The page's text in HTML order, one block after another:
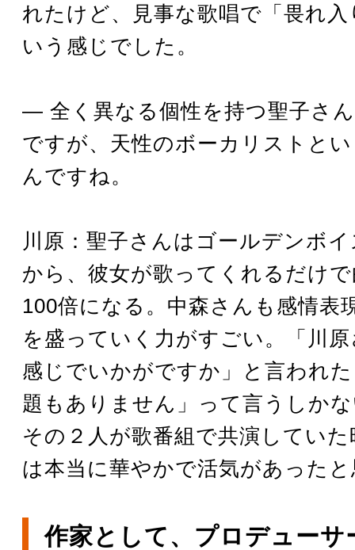
れたけど、見事な歌唱で「畏れ
いう感じでした。
― 全く異なる個性を持つ聖子さ
ですが、天性のボーカリストと
んですね。
川原：聖子さんはゴールデンボ
から、彼女が歌ってくれるだけ
100倍になる。中森さんも感情表
を盛っていく力がすごい。「川
感じでいかがですか」と言われ
題もありません」って言うしか
その２人が歌番組で共演してい
は本当に華やかで活気があった
作家として、プロデューサ